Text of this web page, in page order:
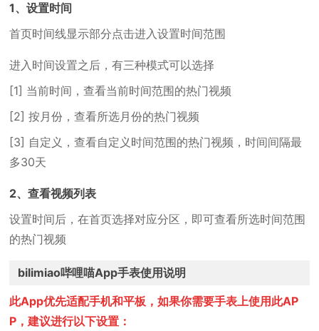
1、设置时间
首页时间线显示部分点击进入设置时间范围
进入时间设置之后，有三种模式可以选择
[1] 当前时间，查看当前时间范围的热门视频
[2] 按月份，查看所选月份的热门视频
[3] 自定义，查看自定义时间范围的热门视频，时间间隔最
多30天
2、查看视频列表
设置时间后，在首页选择对应分区，即可查看所选时间范围
的热门视频
bilimiao哔哩喵App手表使用说明
此App优先适配手机和平板，如果你需要手表上使用此AP
P，建议进行以下设置：